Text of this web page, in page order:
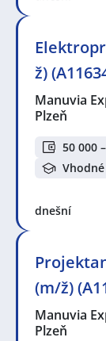
ž)
Manuvia
Plzeň
50 000
dnešní
(m/ž)
Manuvia
Plzeň